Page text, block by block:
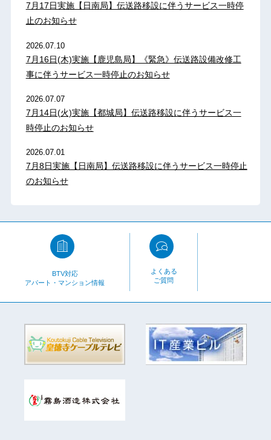
7月17日実施【日南局】伝送路移設に伴うサービス一時停
止のお知らせ
2026.07.10
7月16日(木)実施【鹿児島局】《緊急》伝送路設備改修工
事に伴うサービス一時停止のお知らせ
2026.07.07
7月14日(火)実施【都城局】伝送路移設に伴うサービス一
時停止のお知らせ
2026.07.01
7月8日実施【日南局】伝送路移設に伴うサービス一時停止
のお知らせ
BTV対応
アパート・マンション情報
よくある
ご質問